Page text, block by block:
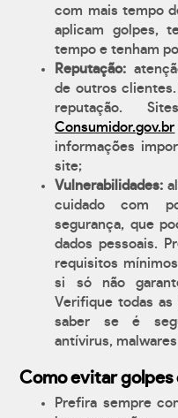
com mais tempo
aplicam golpes,
tempo e tenham
Reputação:
de outros
reputação.
Consumidor.gov.br
informações
site;
Vulnerabilidades:
cuidado com
segurança, que
dados pessoais.
requisitos
si só não
Verifique todas
saber se é
antívirus,
Como evitar golpes
Prefira sempre